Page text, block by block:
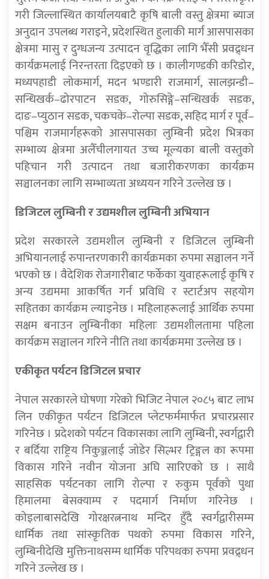
गरी जिल्लास्थित कार्यालयबाटै कृषि बाली वस्तु क्षेत्रमा ब्याज
अनुदान उपलब्ध गराइने, प्रदेशस्थित हुलाकी मार्ग आसपासका
क्षेत्रमा मासु र दुग्धजन्य उत्पादन वृद्धिका लागि भैँसी प्रवद्र्धन
कार्यक्रमलाई निरन्तरता दिइएको छ । कालीगण्डकी करिडोर,
मध्यपहाडी लोकमार्ग, मदन भण्डारी राजमार्ग, सालझन्डी–
सन्धिखर्क–ढोरपाटन सडक, गोरुसिङ्गे–सन्धिखर्क सडक,
दाङ–प्युठान सडक, चकचके–रोल्पा सडक, सहिद मार्ग र पूर्व–
पश्चिम राजमार्गहरूको आसपासका लुम्बिनी प्रदेश भित्रका
सम्भाव्य क्षेत्रमा अलैँचीलगायत उच्च मूल्यका बाली वस्तुको
पहिचान गरी उत्पादन तथा बजारीकरणका कार्यक्रम
सञ्चालनका लागि सम्भाव्यता अध्ययन गरिने उल्लेख छ ।
डिजिटल लुम्बिनी र उद्यमशील लुम्बिनी अभियान
प्रदेश सरकारले उद्यमशील लुम्बिनी र डिजिटल लुम्बिनी
अभियानलाई रुपान्तरणकारी कार्यक्रमका रुपमा सञ्चालन गर्ने
भएको छ । वैदेशिक रोजगारीबाट फर्केका युवाहरूलाई कृषि र
अन्य उद्यममा आकर्षित गर्न प्रविधि र स्टार्टअप सहयोग
सहितका कार्यक्रम ल्याइनेछ । महिलाहरूलाई आर्थिक रुपमा
सक्षम बनाउन लुम्बिनीका महिलाः उद्यमशीलतामा पहिला
कार्यक्रम सञ्चालन गरिने नीति तथा कार्यक्रममा उल्लेख छ ।
एकीकृत पर्यटन डिजिटल प्रचार
नेपाल सरकारले घोषणा गरेको भिजिट नेपाल २०८५ बाट लाभ
लिन एकीकृत पर्यटन डिजिटल प्लेटफर्ममार्फत प्रचारप्रसार
गरिनेछ । प्रदेशको पर्यटन विकासका लागि लुम्बिनी, स्वर्गद्वारी
र बर्दिया राष्ट्रिय निकुञ्जलाई जोडेर सिल्भर ट्रिङ्गल का रूपमा
विकास गरिने नवीन योजना अघि सारिएको छ । साथै
साहसिक पर्यटनका लागि रोल्पा र रुकुम पूर्वको पुथा
हिमालमा बेसक्याम्प र पदमार्ग निर्माण गरिनेछ ।
कोइलाबासदेखि गोरक्षरत्ननाथ मन्दिर हुँदै स्वर्गद्वारीसम्म
धार्मिक तथा सांस्कृतिक पथको रुपमा विकास गरिने,
लुम्बिनीदेखि मुक्तिनाथसम्म धार्मिक परिपथका रुपमा प्रवद्र्धन
गरिने उल्लेख छ ।